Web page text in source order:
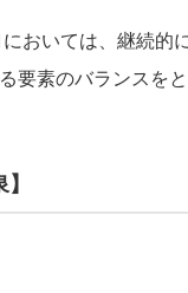
おいては、継続的
要素のバランスを